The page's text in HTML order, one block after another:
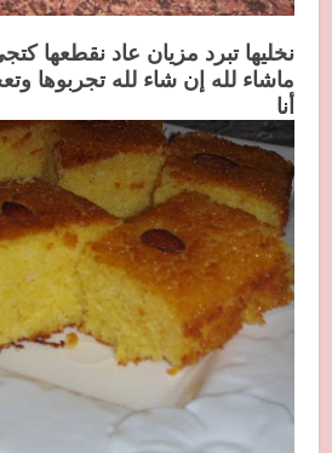
نخليها تبرد مزيان عاد نقطعها
ماشاء لله إن شاء لله تجربوها
أنا